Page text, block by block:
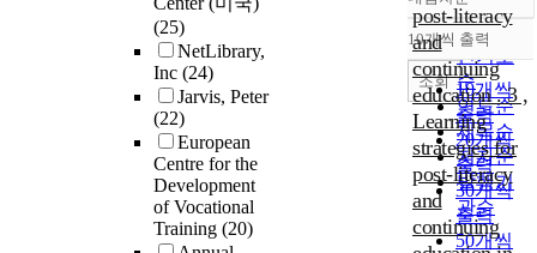
(25)
NetLibrary,
Inc (24)
Jarvis, Peter
(22)
European
Centre for the
Development
of Vocational
Training (20)
정확도
순
인기도
순
연도순
제목순
저자순
발행기
관순
내림차순
10개씩 출력
10개씩
출력
20개씩
출력
30개씩
출력
50개씩
조회
post-literacy
and
continuing
education . 3 ,
Learning
strategies for
post-literacy
and
continuing